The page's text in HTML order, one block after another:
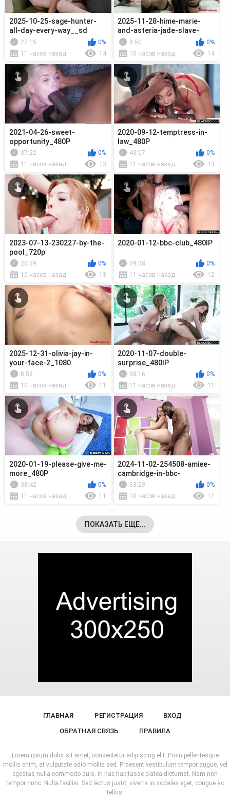
2025-10-25-sage-hunter-
all-day-every-way__sd
27:15
0%
11 часов назад
14
2025-11-28-hime-marie-
and-asteria-jade-slave-
orders_1080
8:50
0%
10 часов назад
14
2021-04-26-sweet-
opportunity_480P
37:22
0%
11 часов назад
13
2020-09-12-temptress-in-
law_480P
43:07
0%
11 часов назад
13
2023-07-13-230227-by-the-
pool_720p
20:59
0%
10 часов назад
13
2020-01-12-bbc-club_480lP
59:08
0%
11 часов назад
12
2025-12-31-olivia-jay-in-
your-face-2_1080
8:59
0%
10 часов назад
11
2020-11-07-double-
surprise_480lP
58:16
0%
11 часов назад
11
2020-01-19-please-give-me-
more_480P
38:42
0%
11 часов назад
11
2024-11-02-254508-amiee-
cambridge-in-bbc-
championship-seas_720p
33:23
0%
10 часов назад
11
ПОКАЗАТЬ ЕЩЕ...
ГЛАВНАЯ РЕГИСТРАЦИЯ
ВХОД
ОБРАТНАЯ СВЯЗЬ
ПРАВИЛА
Lorem ipsum dolor sit amet, consectetur adipiscing elit. Proin pellentesque
mollis enim, at vulputate odio mollis sed. Praesent vestibulum tempor augue, vel
egestas nulla commodo quis. In hac habitasse platea dictumst. Nam non
tempor nunc. Nulla facilisi. Sed lectus justo, viverra in sodales eget, congue ac
tellus.